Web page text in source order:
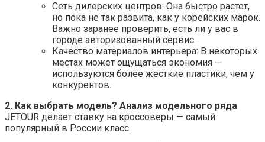
Сеть дилерских центров: Она быстро растет,
но пока не так развита, как у корейских марок.
Важно заранее проверить, есть ли у вас в
городе авторизованный сервис.
Качество материалов интерьера: В некоторых
местах может ощущаться экономия —
используются более жесткие пластики, чем у
конкурентов.
2. Как выбрать модель? Анализ модельного ряда
JETOUR делает ставку на кроссоверы — самый
популярный в России класс.